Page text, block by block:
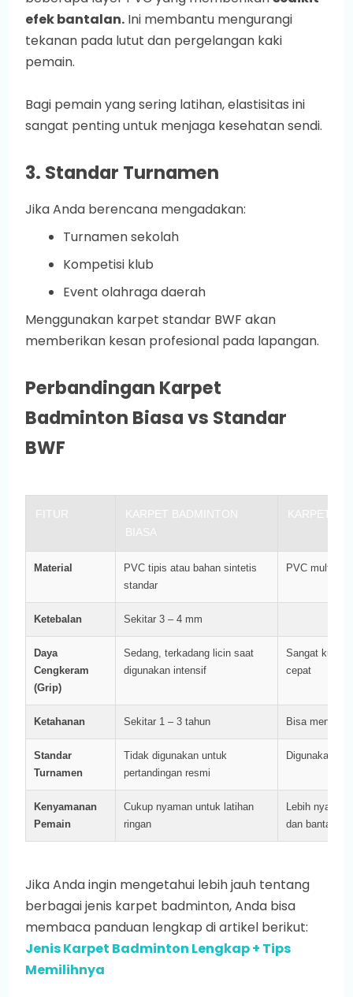
efek bantalan. Ini membantu mengurangi
tekanan pada lutut dan pergelangan kaki
pemain.
Bagi pemain yang sering latihan, elastisitas ini
sangat penting untuk menjaga kesehatan sendi.
3. Standar Turnamen
Jika Anda berencana mengadakan:
Turnamen sekolah
Kompetisi klub
Event olahraga daerah
Menggunakan karpet standar BWF akan
memberikan kesan profesional pada lapangan.
Perbandingan Karpet
Badminton Biasa vs Standar
BWF
FITUR
KARPET BADMINTON
BIASA
KARPET
Material
PVC tipis atau bahan sintetis
standar
PVC multi-
Ketebalan Sekitar 3 – 4 mm
Daya
Cengkeram
(Grip)
Sedang, terkadang licin saat
digunakan intensif
Sangat kuat
cepat
Ketahanan Sekitar 1 – 3 tahun Bisa
Standar
Turnamen
Tidak digunakan untuk
pertandingan resmi
Digunakan
Kenyamanan
Pemain
Cukup nyaman untuk latihan
ringan
Lebih
dan bantalan
Jika Anda ingin mengetahui lebih jauh tentang
berbagai jenis karpet badminton, Anda bisa
membaca panduan lengkap di artikel berikut:
Jenis Karpet Badminton Lengkap + Tips
Memilihnya